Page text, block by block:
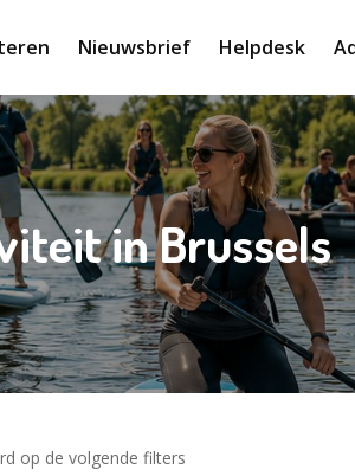
Nieuwsbrief Helpdesk
in Brussels
op de volgende filters